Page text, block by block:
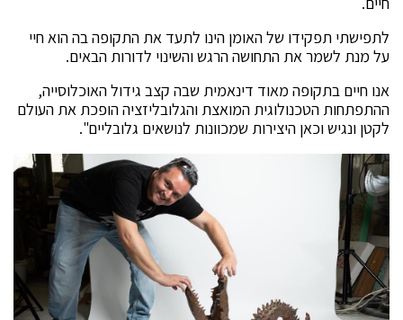
לתפישתי תפקידו של האומן הינו לתעד את התקופה בה הוא חיי
על מנת לשמר את התחושה הרגש והשינוי לדורות הבאים.
אנו חיים בתקופה מאוד דינאמית שבה קצב גידול האוכלוסייה,
ההתפתחות הטכנולוגית המואצת והגלובליזציה הופכת את העולם
לקטן ונגיש וכאן היצירות שמכוונות לנושאים גלובליים".